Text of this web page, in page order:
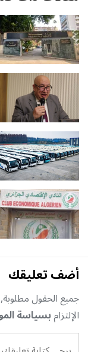
أضف تعليقك
جميع الحقول
الإلتزامبسياسة